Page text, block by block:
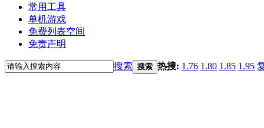
常用工具
单机游戏
免费列表空间
免责声明
搜索 搜索 热搜: 1.76 1.80 1.85 1.95